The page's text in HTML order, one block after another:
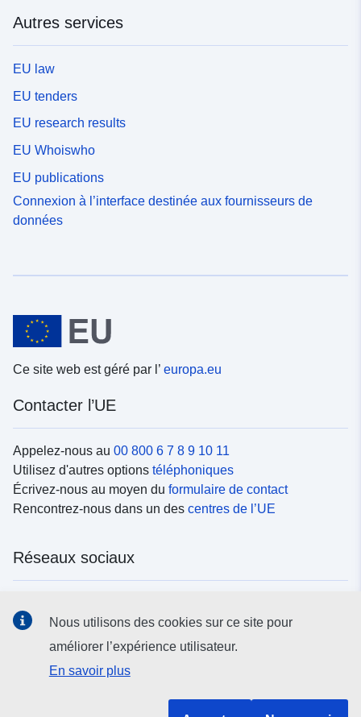
Autres services
EU law
EU tenders
EU research results
EU Whoiswho
EU publications
Connexion à l’interface destinée aux fournisseurs de
données
Ce site web est géré par l’ europa.eu
Contacter l’UE
Appelez-nous au 00 800 6 7 8 9 10 11
Utilisez d'autres options téléphoniques
Écrivez-nous au moyen du formulaire de contact
Rencontrez-nous dans un des centres de l’UE
Réseaux sociaux
Institutions et organes de l’UE
Nous utilisons des cookies sur ce site pour
améliorer l’expérience utilisateur.
En savoir plus